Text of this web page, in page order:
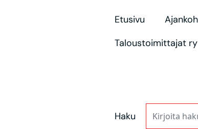
Etusivu
Taloustoimittajat
Haku